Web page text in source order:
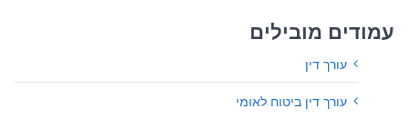
עמודים מובילים
עורך דין
עורך דין ביטוח לאומי